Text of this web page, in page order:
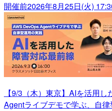
開催前2026年8月25日(火)
【9/3（木）東京】AIを活用
Agentライブデモで学ぶ、自